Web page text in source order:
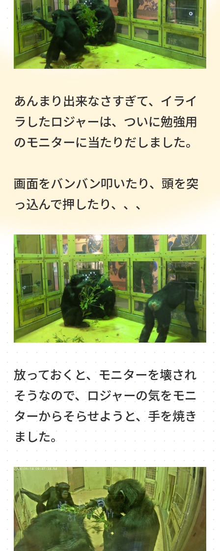
あんまり出来なさすぎて、イライ
ラしたロジャーは、ついに勉強用
のモニターに当たりだしました。
画面をバンバン叩いたり、頭を突
っ込んで押したり、、、
放っておくと、モニターを壊され
そうなので、ロジャーの気をモニ
ターからそらせようと、手を焼き
ました。